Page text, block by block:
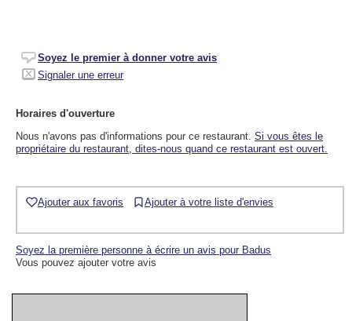
Soyez le premier à donner votre avis
Signaler une erreur
Horaires d'ouverture
Nous n'avons pas d'informations pour ce restaurant. Si vous êtes le
propriétaire du restaurant, dites-nous quand ce restaurant est ouvert.
Ajouter aux favoris Ajouter à votre liste d'envies
Soyez la première personne à écrire un avis pour Badus
Vous pouvez ajouter votre avis